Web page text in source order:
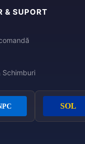
& SUPORT
Schimburi